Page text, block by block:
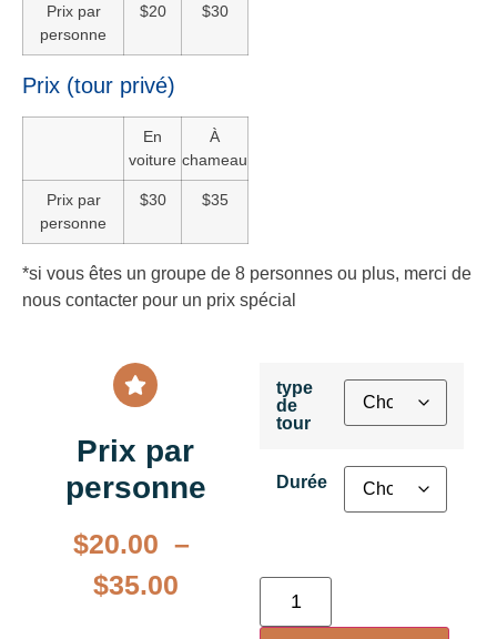
Prix par
personne
$20 $30
Prix (tour privé)
En
voiture
À
chameau
Prix par
personne
$30 $35
*si vous êtes un groupe de 8 personnes ou plus, merci de
nous contacter pour un prix spécial
Prix par
personne
$20.00 –
$35.00
type
de
tour
Durée